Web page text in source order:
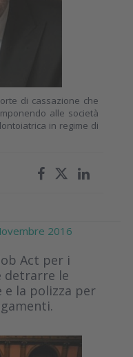
di cassazione che
alle società
in regime di
2016
Act per i
detrarre le
e la polizza per